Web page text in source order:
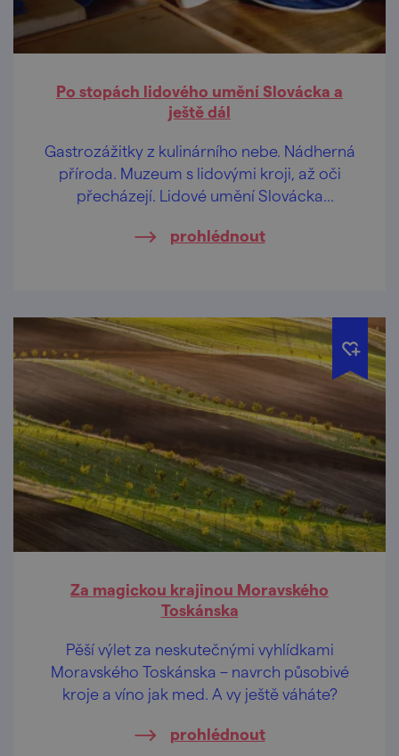
Po stopách lidového umění Slovácka a
ještě dál
Gastrozážitky z kulinárního nebe. Nádherná
příroda. Muzeum s lidovými kroji, až oči
přecházejí. Lidové umění Slovácka
prohlédnout
Za magickou krajinou Moravského
Toskánska
Pěší výlet za neskutečnými vyhlídkami
Moravského Toskánska – navrch působivé
kroje a víno jak med. A vy ještě váháte?
prohlédnout